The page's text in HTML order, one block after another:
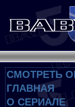
СМОТРЕТЬ
ГЛАВНАЯ
О СЕРИАЛЕ